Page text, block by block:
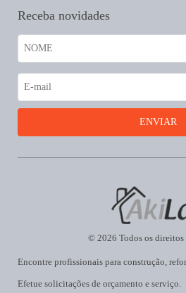
Receba novidades
Encontre profissionais para construção,
Efetue solicitações de orçamento e serviço.
© 2026 Todos os direitos